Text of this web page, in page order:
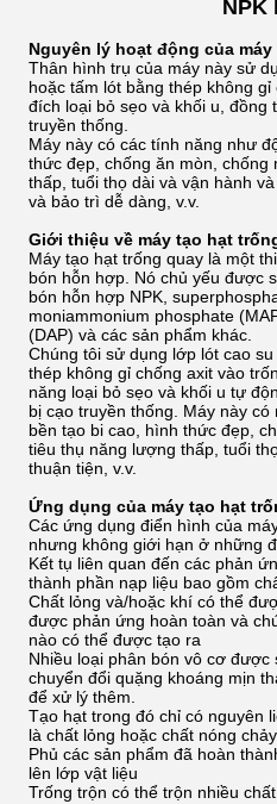
NPK
Nguyên lý hoạt động của
Thân hình trụ của máy này sử
hoặc tấm lót bằng thép không
đích loại bỏ sẹo và khối u, đồng
truyền thống.
Máy này có các tính năng như
thức đẹp, chống ăn mòn, chống
thấp, tuổi thọ dài và vận hành
và bảo trì dễ dàng, v.v.
Giới thiệu về máy tạo hạt
Máy tạo hạt trống quay là một
bón hỗn hợp. Nó chủ yếu được
bón hỗn hợp NPK,
moniammonium phosphate
(DAP) và các sản phẩm khác.
Chúng tôi sử dụng lớp lót cao
thép không gỉ chống axit vào
năng loại bỏ sẹo và khối u tự
bị cạo truyền thống. Máy này
bền tạo bi cao, hình thức đẹp,
tiêu thụ năng lượng thấp, tuổi
thuận tiện, v.v.
Ứng dụng của máy tạo hạt
Các ứng dụng điển hình của
nhưng không giới hạn ở những
Kết tụ liên quan đến các phản
thành phần nạp liệu bao gồm
Chất lỏng và/hoặc khí có thể
được phản ứng hoàn toàn và
nào có thể được tạo ra
Nhiều loại phân bón vô cơ được
chuyển đổi quặng khoáng mịn
để xử lý thêm.
Tạo hạt trong đó chỉ có nguyên
là chất lỏng hoặc chất nóng
Phủ các sản phẩm đã hoàn
lên lớp vật liệu
Trống trộn có thể trộn nhiều